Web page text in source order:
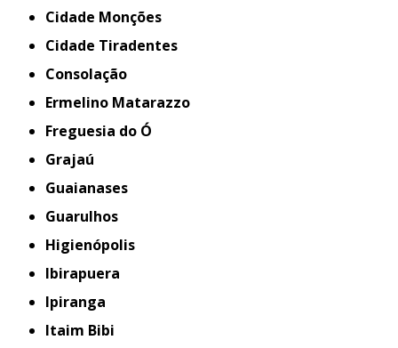
Cidade Monções
Cidade Tiradentes
Consolação
Ermelino Matarazzo
Freguesia do Ó
Grajaú
Guaianases
Guarulhos
Higienópolis
Ibirapuera
Ipiranga
Itaim Bibi